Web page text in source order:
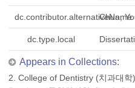
dc.contributor.alternativeName
Chun,
dc.type.local
Appears in Collections:
2. College of Dentistry (치과대학)